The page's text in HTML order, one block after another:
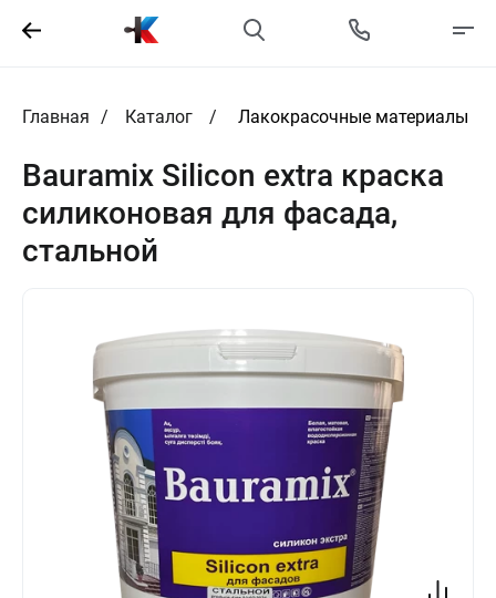
Главная Каталог Лакокрасочные материалы
Bauramix Silicon extra краска
силиконовая для фасада,
стальной